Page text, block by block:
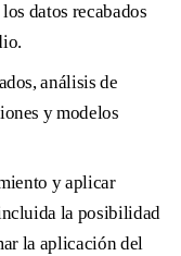
datos recabados
análisis de
y modelos
y aplicar
la posibilidad
la aplicación del